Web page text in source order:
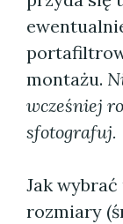
montażu.
wcześniej
sfotografuj.
Jak
rozmiary